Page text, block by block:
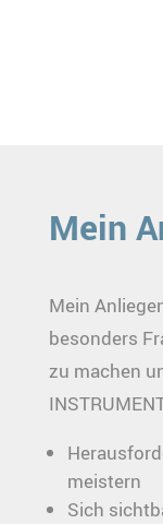
Mein
Mein
besonders
zu machen
meistern
Sich